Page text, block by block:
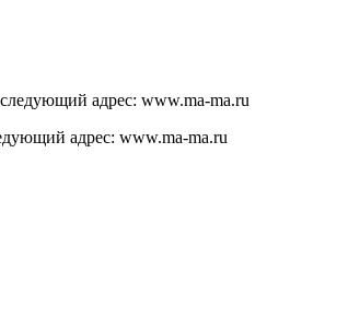
адрес: www.ma-ma.ru
адрес: www.ma-ma.ru